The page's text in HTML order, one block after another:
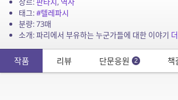
태그:#텔레파시
분량: 73매
소개: 파리에서 부유하는 누군가들에 대한 이야기
작품 리뷰 단문응원 2 책